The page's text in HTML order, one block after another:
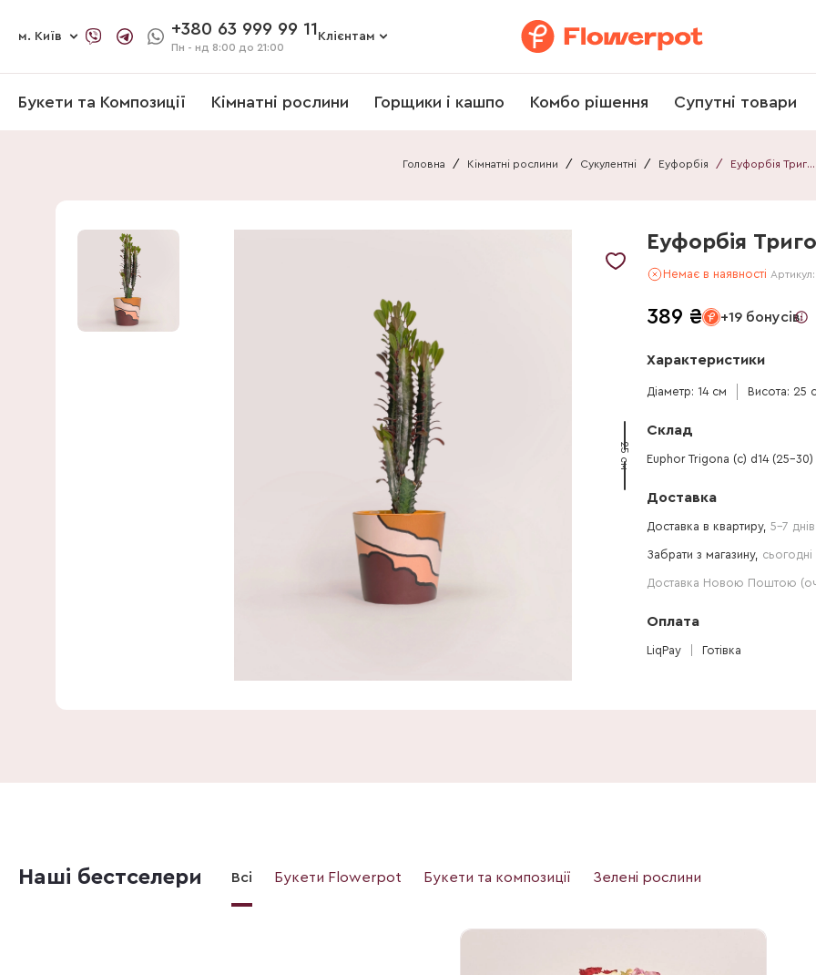
м. Київ +380 63 999 99 11
Пн - нд 8:00 до 21:00
Клієнтам
Букети та Композиції Кімнатні рослини Горщики і кашпо Комбо рішення Супутні товари
Головна / Кімнатні рослини / Сукулентні / Еуфорбія / Еуфорбія Тригона в кер.
25 см
Еуфорбія
Немає в наявності Артикул:
389 ₴ +19 бонусів
Характеристики
Діаметр: 14 см Висота: 25
Склад
Euphor Trigona (с) d14 (25-30)
Доставка
Доставка в квартиру, 5-7 днів
Забрати з магазину,
Доставка Новою Поштою
Оплата
LiqPay Готівка
Наші бестселери Всі Букети Flowerpot Букети та композиції Зелені рослини